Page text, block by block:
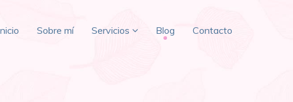
Sobre mí Servicios Blog Contacto